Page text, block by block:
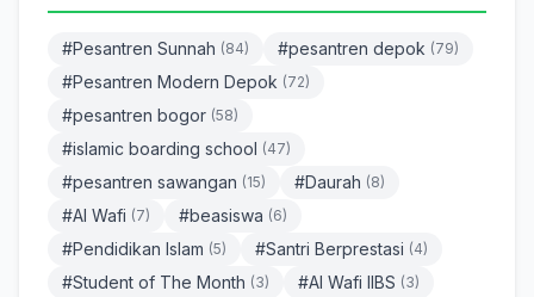
#Pesantren Sunnah (84) #pesantren depok (79)
#Pesantren Modern Depok (72)
#pesantren bogor (58)
#islamic boarding school (47)
#pesantren sawangan (15) #Daurah (8)
#Al Wafi (7) #beasiswa (6)
#Pendidikan Islam (5) #Santri Berprestasi (4)
#Student of The Month (3) #Al Wafi IIBS (3)